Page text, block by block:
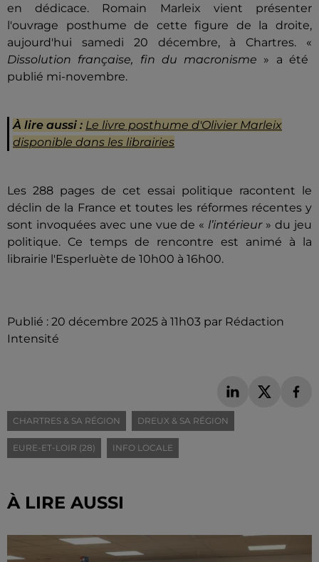
en dédicace. Romain Marleix vient présenter
l'ouvrage posthume de cette figure de la droite,
aujourd'hui samedi 20 décembre, à Chartres. «
Dissolution française, fin du macronisme » a été
publié mi-novembre.
À lire aussi : Le livre posthume d'Olivier Marleix
disponible dans les librairies
Les 288 pages de cet essai politique racontent le
déclin de la France et toutes les réformes récentes y
sont invoquées avec une vue de « l’intérieur» du jeu
politique. Ce temps de rencontre est animé à la
librairie l'Esperluète de 10h00 à 16h00.
Publié : 20 décembre 2025 à 11h03 par Rédaction
Intensité
CHARTRES & SA RÉGION DREUX & SA RÉGION
EURE-ET-LOIR (28) INFO LOCALE
À LIRE AUSSI